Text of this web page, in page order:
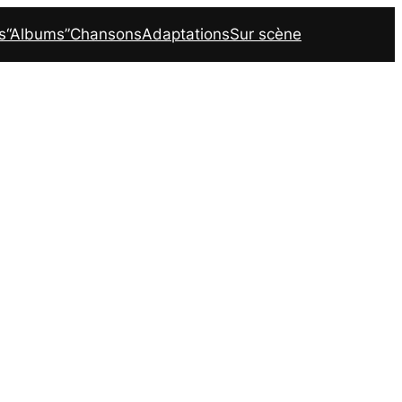
“Albums”ChansonsAdaptationsSur scène